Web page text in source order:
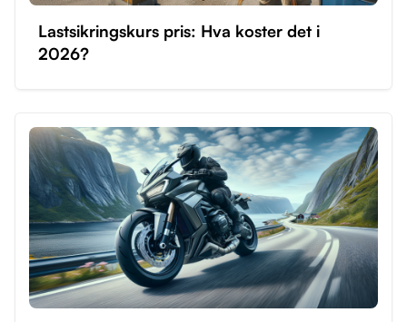
Lastsikringskurs pris: Hva koster det i
2026?